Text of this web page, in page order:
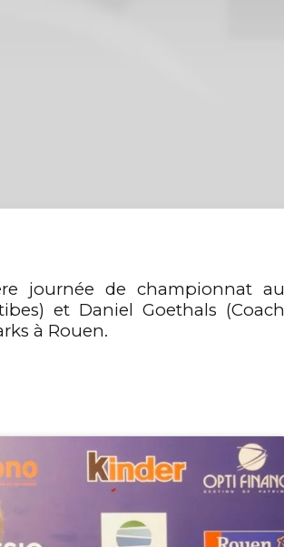
journée de championnat au
et Daniel Goethals (Coach
à Rouen.